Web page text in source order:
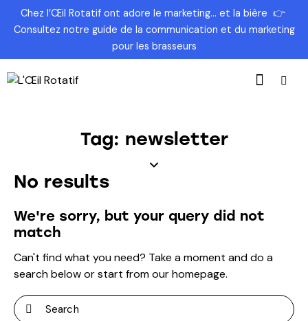
Chez l’Œil Rotatif ont adore le marketing… et la bière 👉
Consultez notre guide de la communication et du marketing
pour les brasseurs
Tag: newsletter
No results
We're sorry, but your query did not
match
Can't find what you need? Take a moment and do a
search below or start fromour homepage.